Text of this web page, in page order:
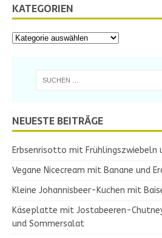
KATEGORIEN
NEUESTE BEITRÄGE
Erbsenrisotto mit Frühlingszwiebeln
Vegane Nicecream mit Banane und
Kleine Johannisbeer-Kuchen mit
Käseplatte mit Jostabeeren-
und Sommersalat